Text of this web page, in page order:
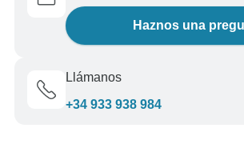
Haznos una
Llámanos
+34 933 938 984